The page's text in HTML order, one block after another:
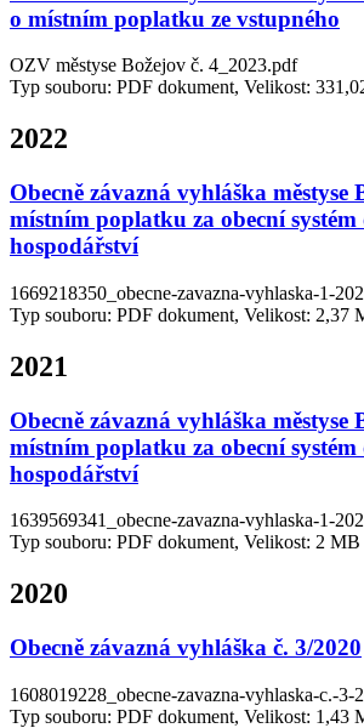
o místním poplatku ze vstupného
OZV městyse Božejov č. 4_2023.pdf
Typ souboru: PDF dokument, Velikost:
2022
Obecně závazná vyhláška městyse
místním poplatku za obecní systém
hospodářství
1669218350_obecne-zavazna-vyhlaska-1-
Typ souboru: PDF dokument, Velikost: 2,37
2021
Obecně závazná vyhláška městyse
místním poplatku za obecní systém
hospodářství
1639569341_obecne-zavazna-vyhlaska-1-
Typ souboru: PDF dokument, Velikost: 2 MB
2020
Obecně závazná vyhláška č. 3/2020
1608019228_obecne-zavazna-vyhlaska-c.-3-
Typ souboru: PDF dokument, Velikost: 1,43